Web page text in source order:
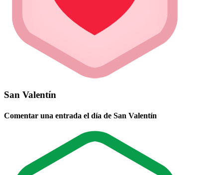
San Valentín
Comentar una entrada el día de San Valentín